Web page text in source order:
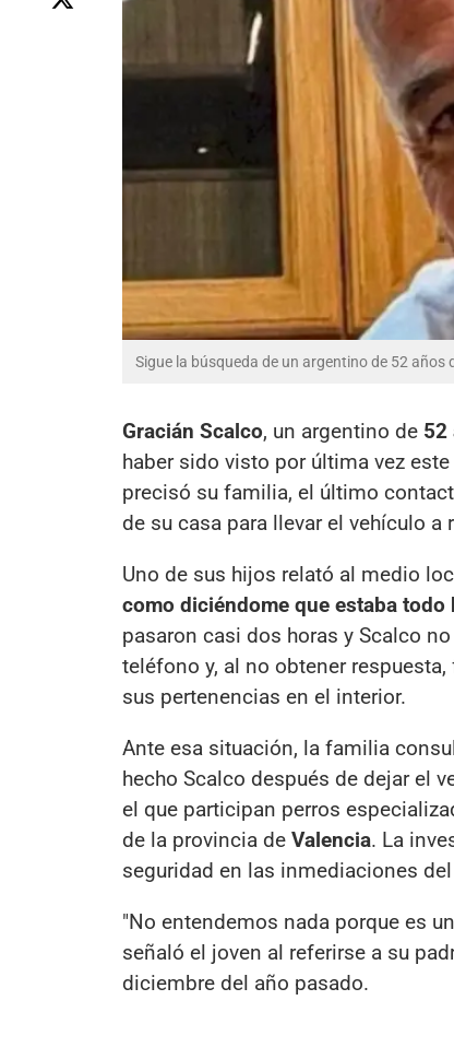
Sigue la búsqueda de un argentino de 52
Gracián Scalco, un argentino de 52
haber sido visto por última vez
precisó su familia, el último
de su casa para llevar el vehículo a
Uno de sus hijos relató al medio
como diciéndome que estaba todo
pasaron casi dos horas y Scalco
teléfono y, al no obtener
sus pertenencias en el interior.
Ante esa situación, la familia
hecho Scalco después de dejar el
el que participan perros
de la provincia de Valencia. La
seguridad en las inmediaciones
"No entendemos nada porque es
señaló el joven al referirse a su
diciembre del año pasado.